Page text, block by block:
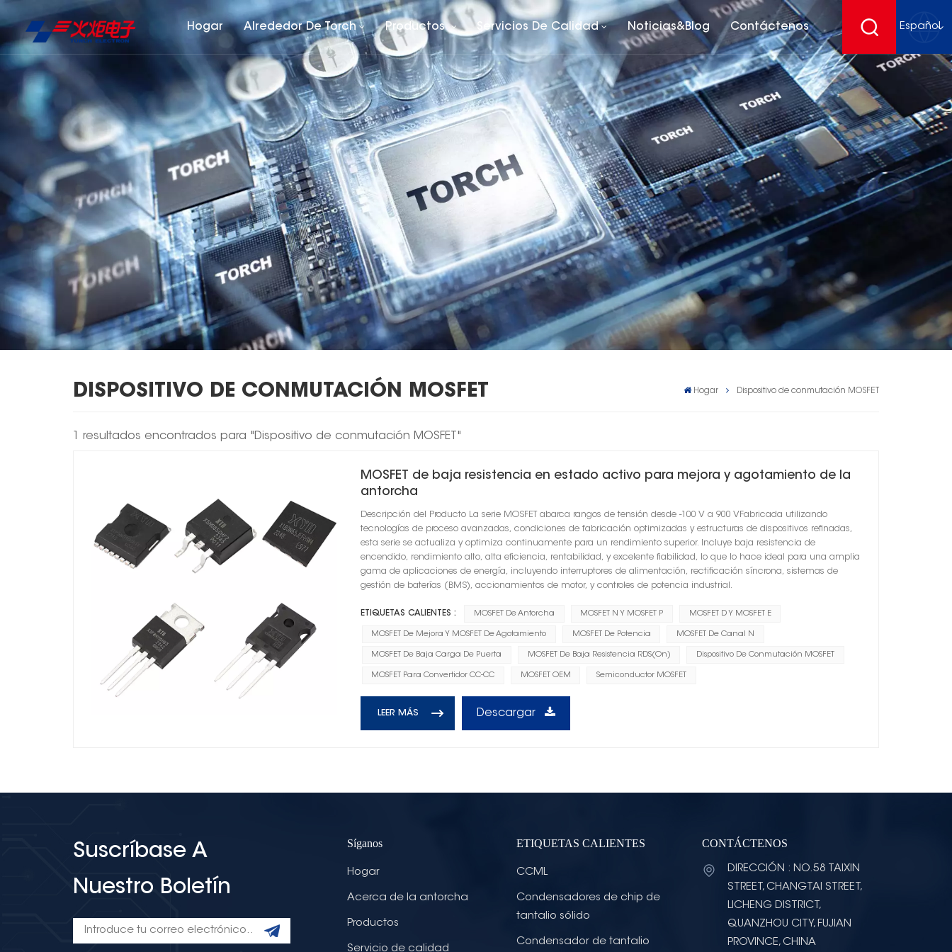
Hogar Alrededor De Torch Productos Servicios De Calidad Noticias&Blog Contáctenos Español
English
français
Deutsch
español
DISPOSITIVO DE CONMUTACIÓN MOSFET Hogar Dispositivo de conmutación MOSFET
1 resultados encontrados para "Dispositivo de conmutación MOSFET"
MOSFET de baja resistencia en estado activo para mejora y agotamiento de la
antorcha
Descripción del Producto La serie MOSFET abarca rangos de tensión desde -100 V a 900 VFabricada utilizando
tecnologías de proceso avanzadas, condiciones de fabricación optimizadas y estructuras de dispositivos refinadas,
esta serie se actualiza y optimiza continuamente para un rendimiento superior. Incluye baja resistencia de
encendido, rendimiento alto, alta eficiencia, rentabilidad, y excelente fiabilidad, lo que lo hace ideal para una amplia
gama de aplicaciones de energía, incluyendo interruptores de alimentación, rectificación síncrona, sistemas de
gestión de baterías (BMS), accionamientos de motor, y controles de potencia industrial.
ETIQUETAS CALIENTES : MOSFET De Antorcha MOSFET N Y MOSFET P MOSFET D Y MOSFET E
MOSFET De Mejora Y MOSFET De Agotamiento MOSFET De Potencia MOSFET De Canal N
MOSFET De Baja Carga De Puerta MOSFET De Baja Resistencia RDS(on) Dispositivo De Conmutación MOSFET
MOSFET Para Convertidor CC-CC MOSFET OEM Semiconductor MOSFET
LEER MÁS Descargar
Suscríbase A
Nuestro Boletín
Síganos
Hogar
Acerca de la antorcha
Productos
Servicio de calidad
ETIQUETAS CALIENTES
CCML
Condensadores de chip de
tantalio sólido
Condensador de tantalio
CONTÁCTENOS
DIRECCIÓN : NO.58 TAIXIN
STREET, CHANGTAI STREET,
LICHENG DISTRICT,
QUANZHOU CITY, FUJIAN
PROVINCE, CHINA